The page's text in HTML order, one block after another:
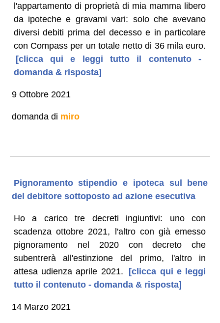
l'appartamento di proprietà di mia mamma libero
da ipoteche e gravami vari: solo che avevano
diversi debiti prima del decesso e in particolare
con Compass per un totale netto di 36 mila euro.
[clicca qui e leggi tutto il contenuto -
domanda & risposta]
9 Ottobre 2021
domanda di miro
Pignoramento stipendio e ipoteca sul bene
del debitore sottoposto ad azione esecutiva
Ho a carico tre decreti ingiuntivi: uno con
scadenza ottobre 2021, l'altro con già emesso
pignoramento nel 2020 con decreto che
subentrerà all'estinzione del primo, l'altro in
attesa udienza aprile 2021.
[clicca qui e leggi
tutto il contenuto - domanda & risposta]
14 Marzo 2021